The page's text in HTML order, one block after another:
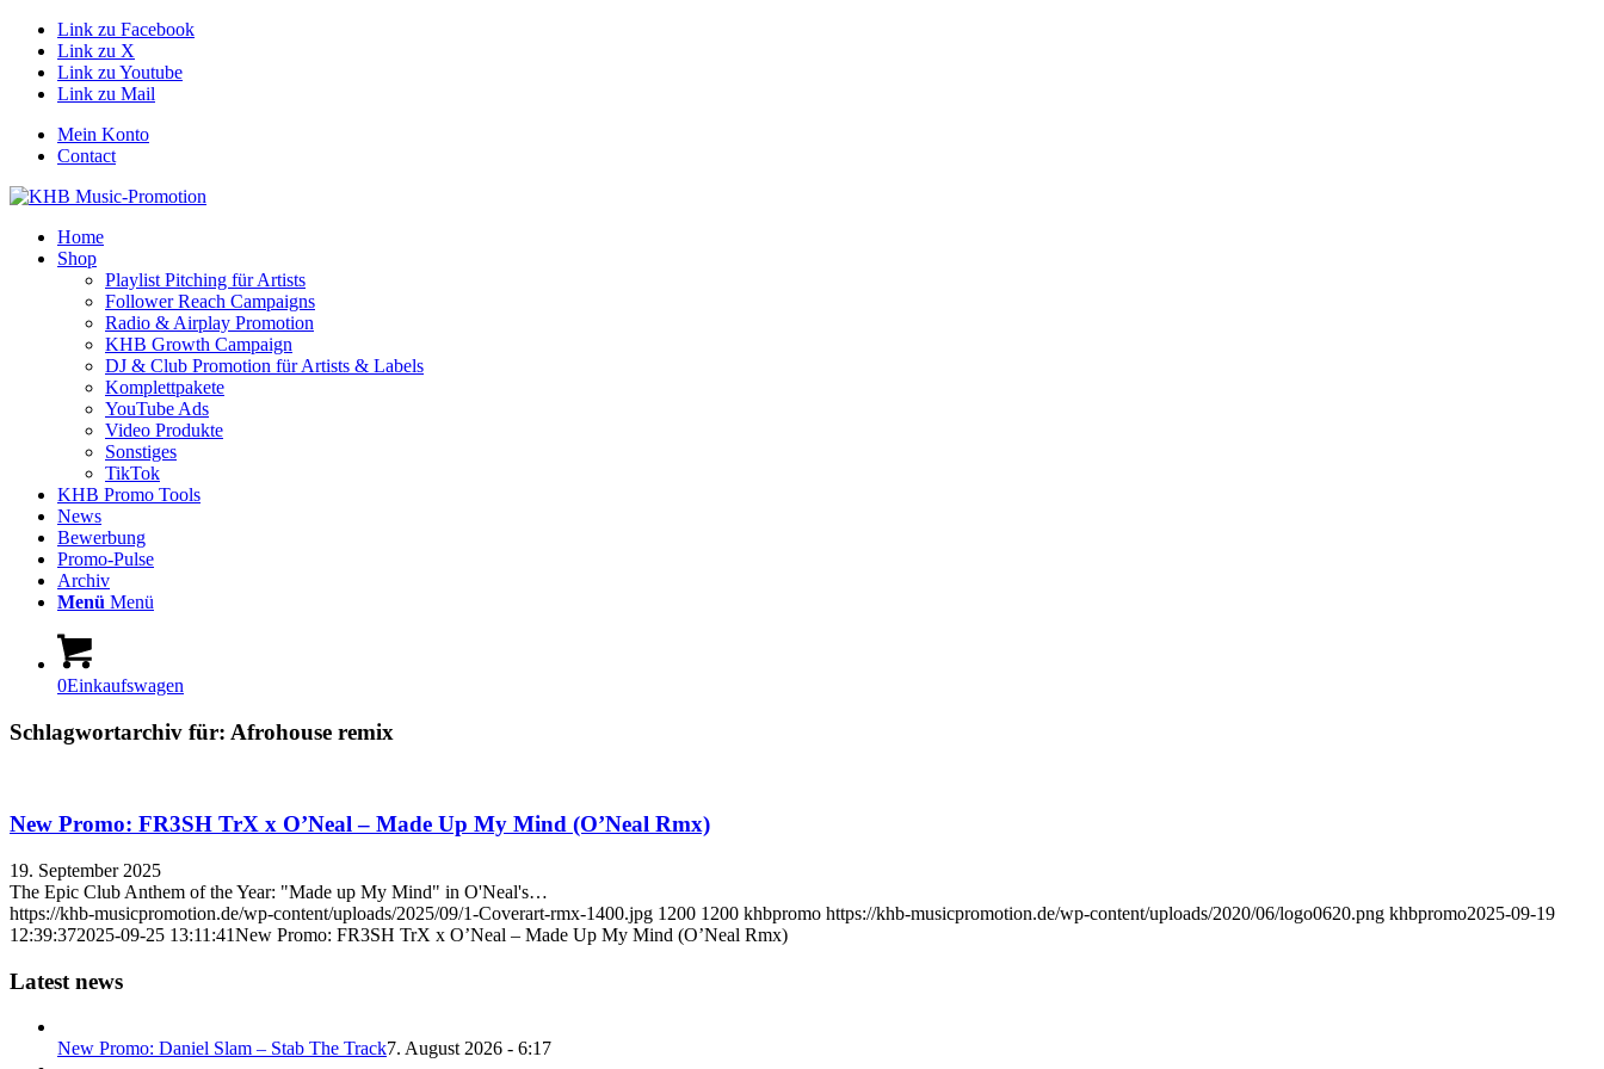
Link zu Facebook
Link zu X
Link zu Youtube
Link zu Mail
Mein Konto
Contact
Home
Shop
Playlist Pitching für Artists
Follower Reach Campaigns
Radio & Airplay Promotion
KHB Growth Campaign
DJ & Club Promotion für Artists & Labels
Komplettpakete
YouTube Ads
Video Produkte
Sonstiges
TikTok
KHB Promo Tools
News
Bewerbung
Promo-Pulse
Archiv
Menü Menü
0Einkaufswagen
Schlagwortarchiv für: Afrohouse remix
New Promo: FR3SH TrX x O’Neal – Made Up My Mind (O’Neal Rmx)
19. September 2025
The Epic Club Anthem of the Year: "Made up My Mind" in O'Neal's…
https://khb-musicpromotion.de/wp-content/uploads/2025/09/1-Coverart-rmx-1400.jpg 1200 1200 khbpromo https://khb-musicpromotion.de/wp-content/uploads/2020/06/logo0620.png khbpromo2025-09-19
12:39:372025-09-25 13:11:41New Promo: FR3SH TrX x O’Neal – Made Up My Mind (O’Neal Rmx)
Latest news
New Promo: Daniel Slam – Stab The Track7. August 2026 - 6:17